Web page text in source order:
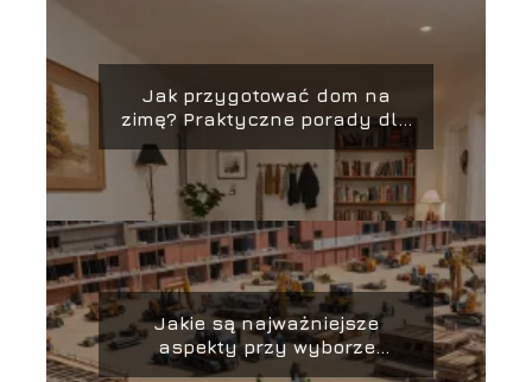
Jak przygotować dom na
zimę? Praktyczne porady dla
Jakie są najważniejsze
aspekty przy wyborze
materiałów budowlanych?